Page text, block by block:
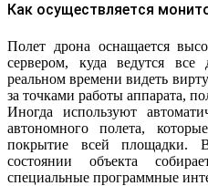
Как осуществляется
Полет дрона оснащается
сервером, куда ведутся
реальном времени видеть
за точками работы аппарата,
Иногда используют
автономного полета,
покрытие всей площадки.
состоянии объекта
специальные программные